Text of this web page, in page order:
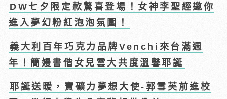
DW七夕限定款驚喜登場！女神李聖經邀你
進入夢幻粉紅泡泡氛圍！
義大利百年巧克力品牌Venchi來台滿週
年！簡嫚書偕女兒雲大共度溫馨耶誕
耶誕送暖，寶礦力夢想大使-郭雪芙前進校